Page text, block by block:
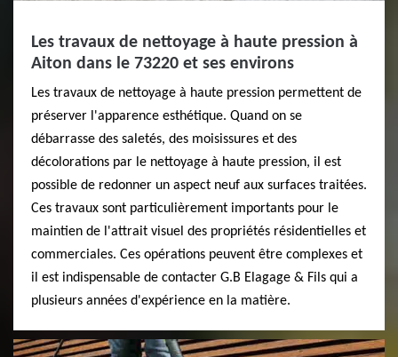
Les travaux de nettoyage à haute pression à
Aiton dans le 73220 et ses environs
Les travaux de nettoyage à haute pression permettent de
préserver l'apparence esthétique. Quand on se
débarrasse des saletés, des moisissures et des
décolorations par le nettoyage à haute pression, il est
possible de redonner un aspect neuf aux surfaces traitées.
Ces travaux sont particulièrement importants pour le
maintien de l'attrait visuel des propriétés résidentielles et
commerciales. Ces opérations peuvent être complexes et
il est indispensable de contacter G.B Elagage & Fils qui a
plusieurs années d'expérience en la matière.